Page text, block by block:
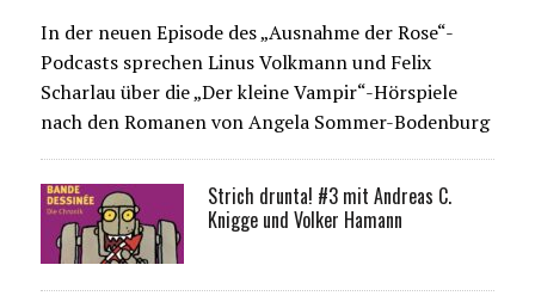
In der neuen Episode des „Ausnahme der Rose“-
Podcasts sprechen Linus Volkmann und Felix
Scharlau über die „Der kleine Vampir“-Hörspiele
nach den Romanen von Angela Sommer-Bodenburg
Strich drunta! #3 mit Andreas C.
Knigge und Volker Hamann